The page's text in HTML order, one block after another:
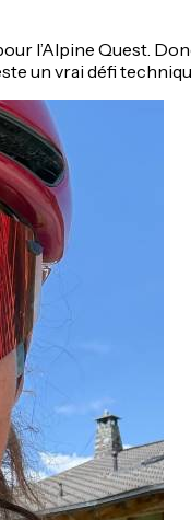
l’Alpine Quest.
un vrai défi